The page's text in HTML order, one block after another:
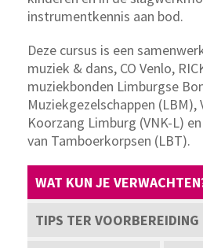
instrumentkennis aan bod.
Deze cursus is een
muziek & dans, CO Venlo,
muziekbonden Limburgse
Muziekgezelschappen
Koorzang Limburg (VNK-L)
van Tamboerkorpsen (LBT).
WAT KUN JE
TIPS TER VOORBEREIDING